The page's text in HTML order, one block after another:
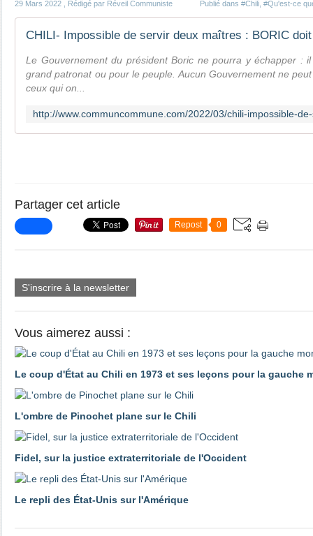
29 Mars 2022 , Rédigé par Réveil Communiste Publié dans #Chili #Qu'est-ce
Le Gouvernement du président Boric ne pourra y échapper :
grand patronat ou pour le peuple. Aucun Gouvernement ne
ceux qui on...
Partager cet article
Repost 0
S'inscrire à la newsletter
Vous aimerez aussi :
Le coup d'État au Chili en 1973 et ses leçons pour la gauche
L'ombre de Pinochet plane sur le Chili
Fidel, sur la justice extraterritoriale de l'Occident
Le repli des État-Unis sur l'Amérique